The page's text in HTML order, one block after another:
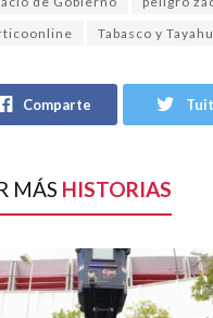
Tabasco y
Comparte
MÁS HISTORIAS